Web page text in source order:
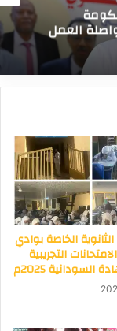
العمل
الخاصة بوادي
التجريبية
2025م